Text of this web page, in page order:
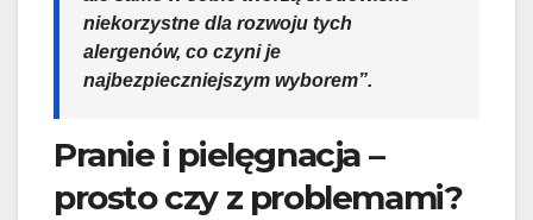
niekorzystne dla rozwoju tych
alergenów, co czyni je
najbezpieczniejszym wyborem”.
Pranie i pielęgnacja –
prosto czy z problemami?